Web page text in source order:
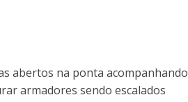
abertos na ponta acompanhando
armadores sendo escalados